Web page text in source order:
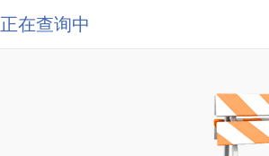
正在查询中